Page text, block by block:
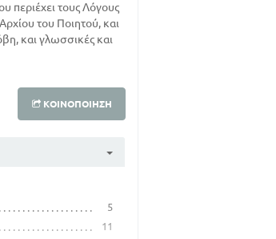
περιέχει τους Λόγους
του Ποιητού, και
και γλωσσικές και
ΚΟΙΝΟΠΟΊΗΣΗ
5
11